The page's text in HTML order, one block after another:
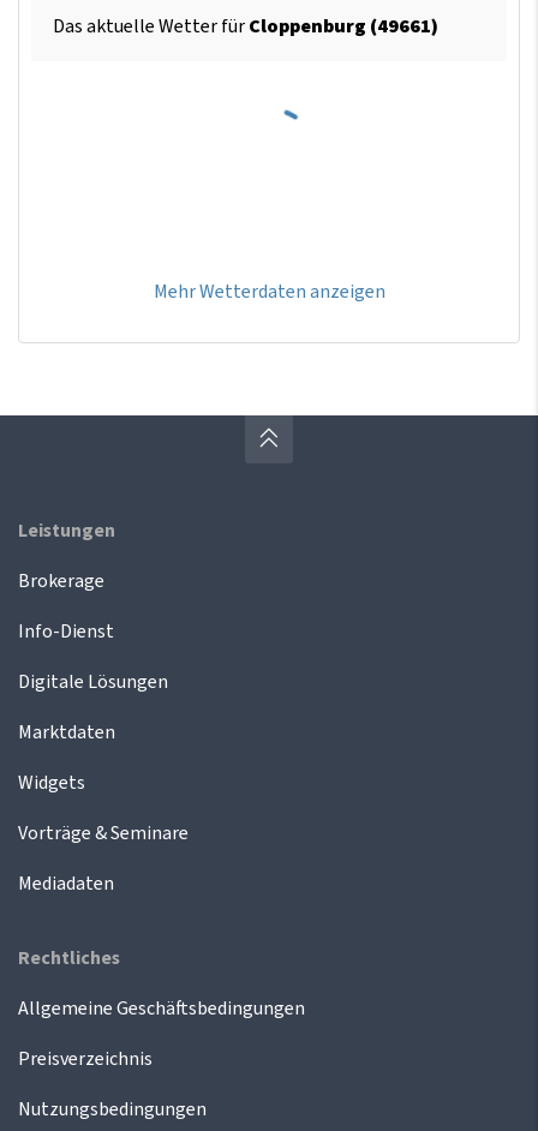
Das aktuelle Wetter fürCloppenburg (49661)
Mehr Wetterdaten anzeigen
Leistungen
Brokerage
Info-Dienst
Digitale Lösungen
Marktdaten
Widgets
Vorträge & Seminare
Mediadaten
Rechtliches
Allgemeine Geschäftsbedingungen
Preisverzeichnis
Nutzungsbedingungen